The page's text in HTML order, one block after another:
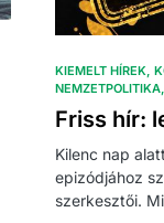
KIEMELT HÍREK
NEMZETPOLITIKA
Friss hír:
Kilenc nap
epizódjához
szerkesztői.